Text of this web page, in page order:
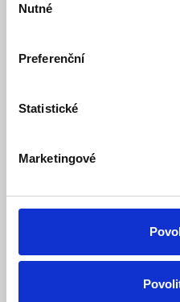
souhlasu
Nutné
Preferenční
Statistické
Marketingové
JA-1X1A-C-GR Šedý